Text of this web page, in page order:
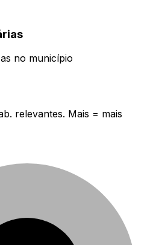
no município
relevantes. Mais = mais